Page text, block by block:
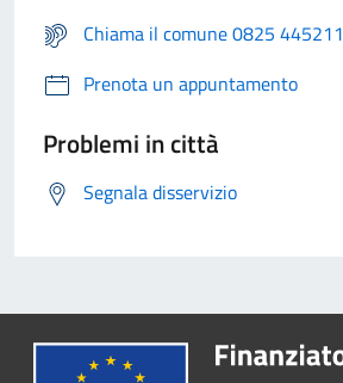
Chiama il comune 0825 445211
Prenota un appuntamento
Problemi in città
Segnala disservizio